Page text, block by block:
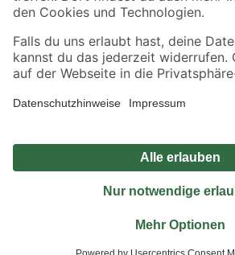
Alle Preisangaben in EUR inkl. gesetzl. MwSt.. Die
Umständen nicht in allen Märkten verfügbar. Die
Produkte nur solange der Vorrat reicht.
*Paketversand ab 59 € versandkostenfrei, gilt nicht für Artikel
Privatsphäre Impressum
Nutzungsbedingungen
Widerrufsrecht
© 2026 toom Baumarkt GmbH